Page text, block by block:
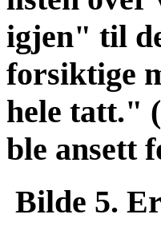
igjen" til
forsiktige
hele tatt."
ble ansett
Bilde 5.